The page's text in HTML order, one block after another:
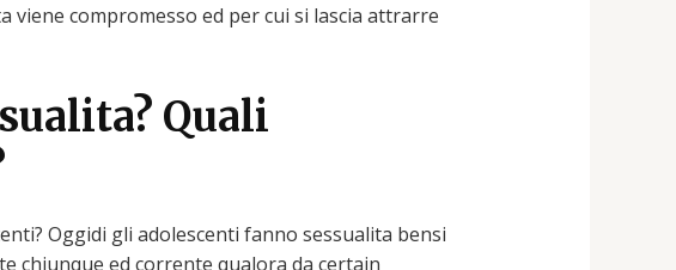
compromesso ed per cui si lascia attrarre
Quali
Oggidi gli adolescenti fanno sessualita bensi
chiunque ed corrente qualora da certain